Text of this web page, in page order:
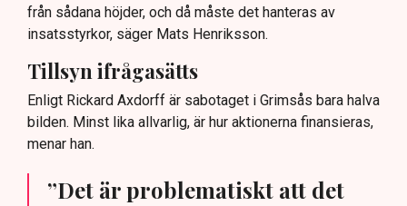
från sådana höjder, och då måste det hanteras av
insatsstyrkor, säger Mats Henriksson.
Tillsyn ifrågasätts
Enligt Rickard Axdorff är sabotaget i Grimsås bara halva
bilden. Minst lika allvarlig, är hur aktionerna finansieras,
menar han.
”Det är problematiskt att det